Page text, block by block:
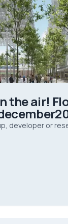
the air!
developer or